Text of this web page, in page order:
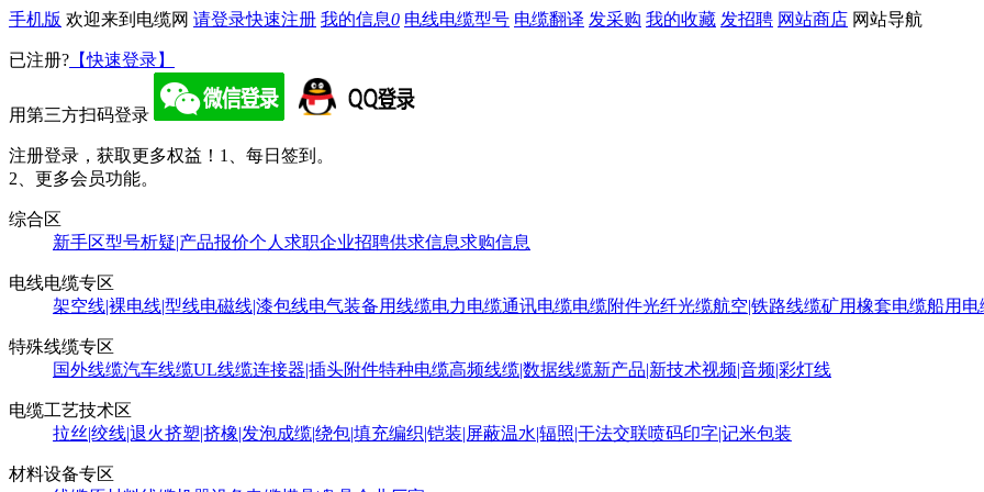
手机版 欢迎来到电缆网 请登录快速注册 我的信息0 电线电缆型号 电缆翻译 发采购 我的收藏 发招聘 网站商店 网站导航
已注册? 【快速登录】
用第三方扫码登录
注册登录，获取更多权益！ 1、每日签到。
2、更多会员功能。
综合区
新手区型号析疑|产品报价个人求职企业招聘供求信息求购信息
电线电缆专区
架空线|裸电线|型线电磁线|漆包线电气装备用线缆电力电缆通讯电缆电缆附件光纤光缆航空|铁路线缆矿用橡套电缆船用电
特殊线缆专区
国外线缆汽车线缆UL线缆连接器|插头附件特种电缆高频线缆|数据线缆新产品|新技术视频|音频|彩灯线
电缆工艺技术区
拉丝|绞线|退火挤塑|挤橡|发泡成缆|绕包|填充编织|铠装|屏蔽温水|辐照|干法交联喷码印字|记米包装
材料设备专区